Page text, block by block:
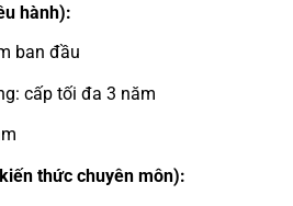
hành):
ban đầu
cấp tối đa 3 năm
thức chuyên môn):